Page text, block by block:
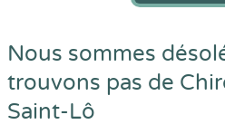
Nous sommes
trouvons pas de
Saint-Lô